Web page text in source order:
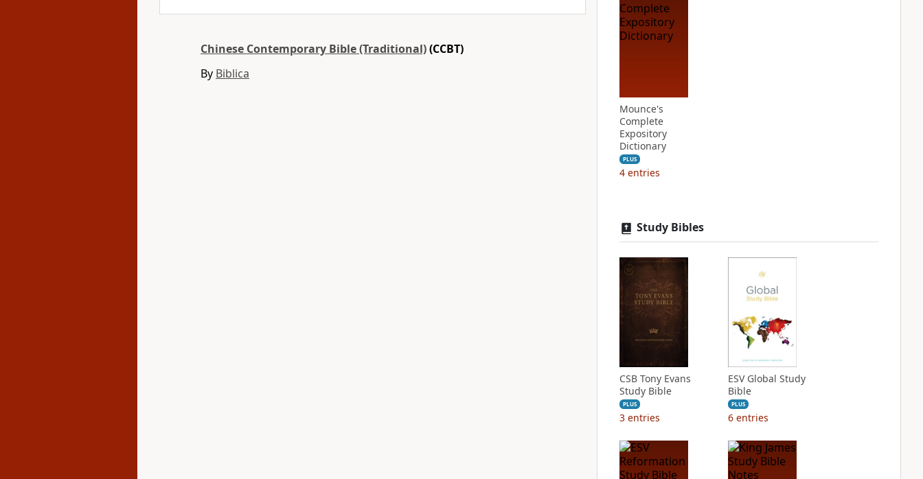
Chinese Contemporary Bible (Traditional)(CCBT)
By Biblica
Mounce's
Complete
Expository
Dictionary
PLUS
4 entries
Study Bibles
CSB Tony Evans
Study Bible
PLUS
3 entries
ESV Global Study
Bible
PLUS
6 entries